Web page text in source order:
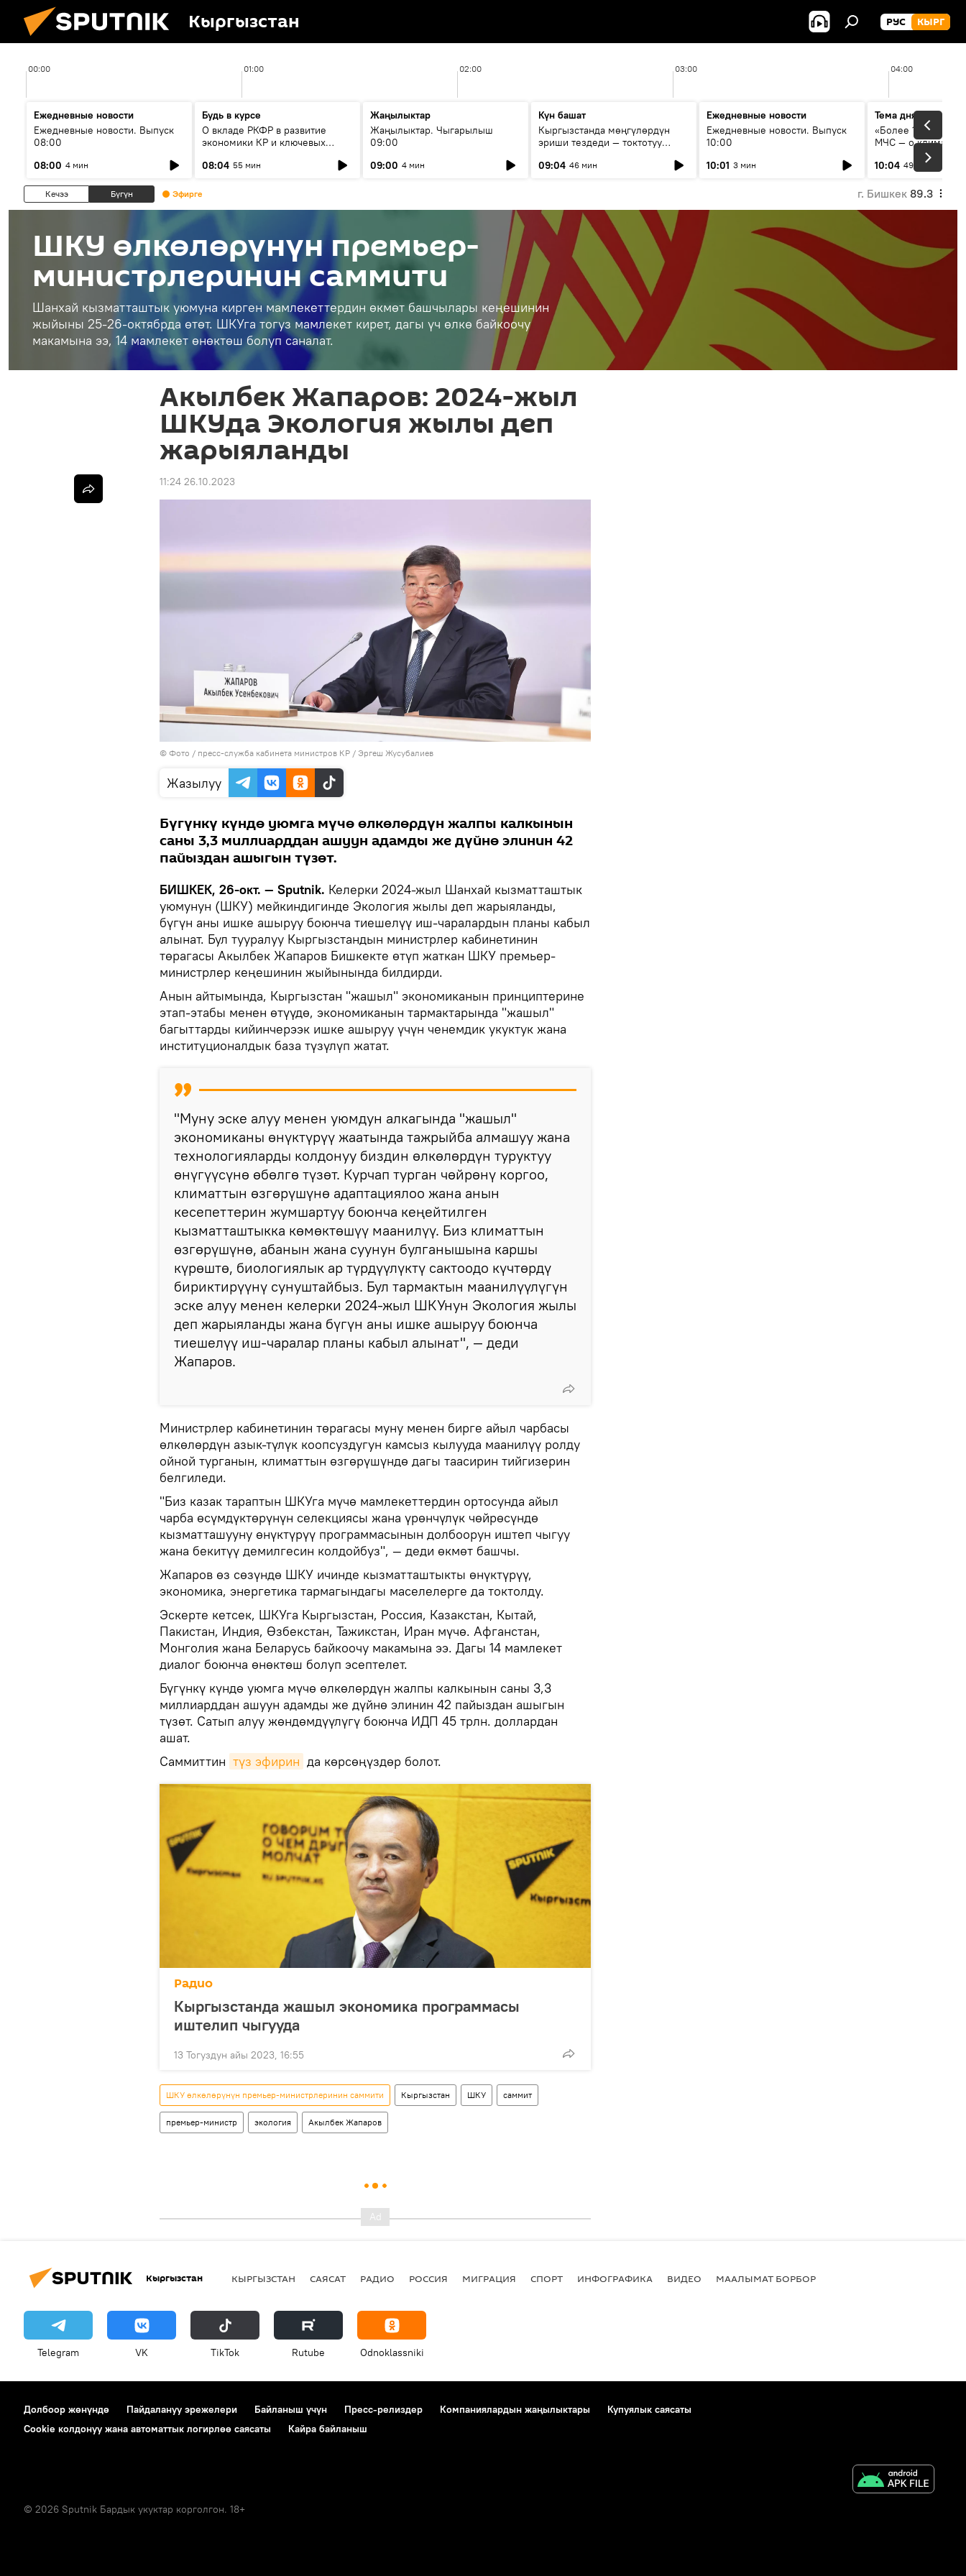
Кыргызстан РУС КЫРГ
00:00 01:00 02:00 03:00 04:00
Ежедневные новости
Ежедневные новости. Выпуск
08:00
08:00 4 мин
Будь в курсе
О вкладе РКФР в развитие
экономики КР и ключевых
08:04 55 мин
Жаңылыктар
Жаңылыктар. Чыгарылыш
09:00
09:00 4 мин
Күн башат
Кыргызстанда мөңгүлөрдүн
эриши тездеди — токтотуу
09:04 46 мин
Ежедневные новости
Ежедневные новости. Выпуск
10:00
10:01 3 мин
Тема дня
«Более 1200 сёл в
МЧС — о климате,
системе
населения
10:04 49 мин
Кечээ Бүгүн Эфирге г. Бишкек 89.3
ШКУ өлкөлөрүнүн премьер-
министрлеринин саммити
Шанхай кызматташтык уюмуна кирген мамлекеттердин өкмөт башчылары кеңешинин
жыйыны 25-26-октябрда өтөт. ШКУга тогуз мамлекет кирет, дагы үч өлкө байкоочу
макамына ээ, 14 мамлекет өнөктөш болуп саналат.
Акылбек Жапаров: 2024-жыл
ШКУда Экология жылы деп
жарыяланды
11:24 26.10.2023
© Фото / пресс-служба кабинета министров КР / Эргеш Жусубалиев
Жазылуу
Бүгүнкү күндө уюмга мүчө өлкөлөрдүн жалпы калкынын
саны 3,3 миллиарддан ашуун адамды же дүйнө элинин 42
пайыздан ашыгын түзөт.
БИШКЕК, 26-окт. — Sputnik. Келерки 2024-жыл Шанхай кызматташтык
уюмунун (ШКУ) мейкиндигинде Экология жылы деп жарыяланды,
бүгүн аны ишке ашыруу боюнча тиешелүү иш-чаралардын планы кабыл
алынат. Бул тууралуу Кыргызстандын министрлер кабинетинин
төрагасы Акылбек Жапаров Бишкекте өтүп жаткан ШКУ премьер-
министрлер кеңешинин жыйынында билдирди.
Анын айтымында, Кыргызстан "жашыл" экономиканын принциптерине
этап-этабы менен өтүүдө, экономиканын тармактарында "жашыл"
багыттарды кийинчерээк ишке ашыруу үчүн ченемдик укуктук жана
институционалдык база түзүлүп жатат.
"Муну эске алуу менен уюмдун алкагында "жашыл"
экономиканы өнүктүрүү жаатында тажрыйба алмашуу жана
технологияларды колдонуу биздин өлкөлөрдүн туруктуу
өнүгүүсүнө өбөлгө түзөт. Курчап турган чөйрөнү коргоо,
климаттын өзгөрүшүнө адаптациялоо жана анын
кесепеттерин жумшартуу боюнча кеңейтилген
кызматташтыкка көмөктөшүү маанилүү. Биз климаттын
өзгөрүшүнө, абанын жана суунун булганышына каршы
күрөштө, биологиялык ар түрдүүлүктү сактоодо күчтөрдү
бириктирүүнү сунуштайбыз. Бул тармактын маанилүүлүгүн
эске алуу менен келерки 2024-жыл ШКУнун Экология жылы
деп жарыяланды жана бүгүн аны ишке ашыруу боюнча
тиешелүү иш-чаралар планы кабыл алынат", — деди
Жапаров.
Министрлер кабинетинин төрагасы муну менен бирге айыл чарбасы
өлкөлөрдүн азык-түлүк коопсуздугун камсыз кылууда маанилүү ролду
ойной турганын, климаттын өзгөрүшүндө дагы таасирин тийгизерин
белгиледи.
"Биз казак тараптын ШКУга мүчө мамлекеттердин ортосунда айыл
чарба өсүмдүктөрүнүн селекциясы жана үрөнчүлүк чөйрөсүндө
кызматташууну өнүктүрүү программасынын долбоорун иштеп чыгуу
жана бекитүү демилгесин колдойбуз", — деди өкмөт башчы.
Жапаров өз сөзүндө ШКУ ичинде кызматташтыкты өнүктүрүү,
экономика, энергетика тармагындагы маселелерге да токтолду.
Эскерте кетсек, ШКУга Кыргызстан, Россия, Казакстан, Кытай,
Пакистан, Индия, Өзбекстан, Тажикстан, Иран мүчө. Афганстан,
Монголия жана Беларусь байкоочу макамына ээ. Дагы 14 мамлекет
диалог боюнча өнөктөш болуп эсептелет.
Бүгүнкү күндө уюмга мүчө өлкөлөрдүн жалпы калкынын саны 3,3
миллиарддан ашуун адамды же дүйнө элинин 42 пайыздан ашыгын
түзөт. Сатып алуу жөндөмдүүлүгү боюнча ИДП 45 трлн. доллардан
ашат.
Саммиттин түз эфирин да көрсөңүздөр болот.
Радио
Кыргызстанда жашыл экономика программасы
иштелип чыгууда
13 Тогуздун айы 2023, 16:55
ШКУ өлкөлөрүнүн премьер-министрлеринин саммити Кыргызстан ШКУ саммит
премьер-министр экология Акылбек Жапаров
Кыргызстан КЫРГЫЗСТАН САЯСАТ РАДИО РОССИЯ МИГРАЦИЯ СПОРТ ИНФОГРАФИКА ВИДЕО МААЛЫМАТ БОРБОР
Telegram VK ТikТоk Rutube Odnoklassniki
Долбоор жөнүндө Пайдалануу эрежелери Байланыш үчүн Пресс-релиздер Компаниялардын жаңылыктары
Купуялык саясаты
Cookie колдонуу жана автоматтык логирлөө саясаты
Кайра байланыш
© 2026 Sputnik Бардык укуктар корголгон. 18+